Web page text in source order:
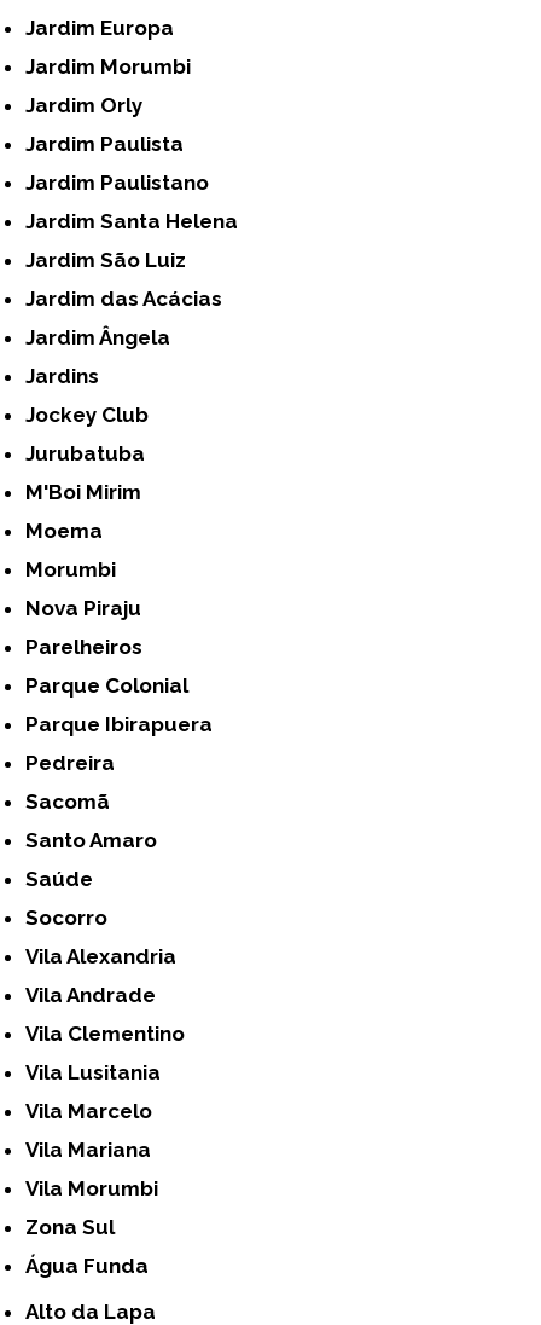
Jardim Europa
Jardim Morumbi
Jardim Orly
Jardim Paulista
Jardim Paulistano
Jardim Santa Helena
Jardim São Luiz
Jardim das Acácias
Jardim Ângela
Jardins
Jockey Club
Jurubatuba
M'Boi Mirim
Moema
Morumbi
Nova Piraju
Parelheiros
Parque Colonial
Parque Ibirapuera
Pedreira
Sacomã
Santo Amaro
Saúde
Socorro
Vila Alexandria
Vila Andrade
Vila Clementino
Vila Lusitania
Vila Marcelo
Vila Mariana
Vila Morumbi
Zona Sul
Água Funda
Alto da Lapa